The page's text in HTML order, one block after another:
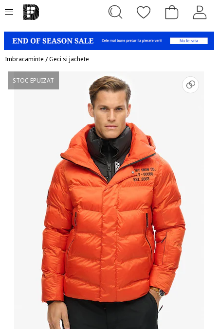
Imbracaminte /Geci si jachete
STOC EPUIZAT